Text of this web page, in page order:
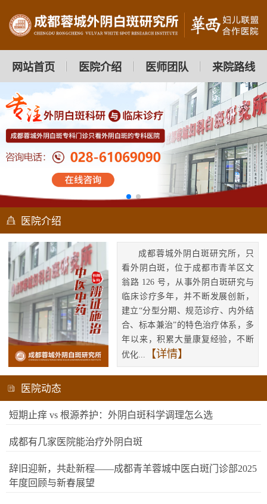
网站首页 医院介绍 医师团队 来院路线
医院介绍
成都蓉城外阴白斑研究所，只
看外阴白斑，位于成都市青羊区文
翁路 126 号，从事外阴白斑研究与
临床诊疗多年，并不断发展创新，
建立“分型分期、规范诊疗、内外结
合、标本兼治”的特色治疗体系，多
年以来，积累大量康复经验，不断
优化...
【详情】
医院动态
短期止痒 vs 根源养护：外阴白斑科学调理怎么选
成都有几家医院能治疗外阴白斑
辞旧迎新，共赴新程——成都青羊蓉城中医白斑门诊部2025
年度回顾与新春展望